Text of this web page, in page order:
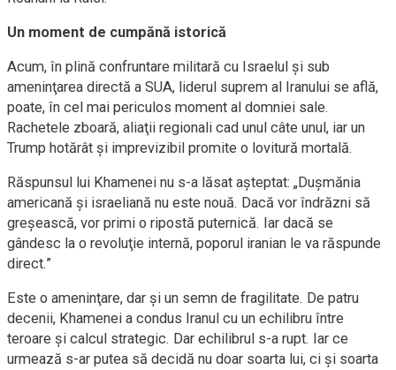
Un moment de cumpănă istorică
Acum, în plină confruntare militară cu Israelul şi sub
ameninţarea directă a SUA, liderul suprem al Iranului se află,
poate, în cel mai periculos moment al domniei sale.
Rachetele zboară, aliaţii regionali cad unul câte unul, iar un
Trump hotărât şi imprevizibil promite o lovitură mortală.
Răspunsul lui Khamenei nu s-a lăsat aşteptat: „Duşmănia
americană şi israeliană nu este nouă. Dacă vor îndrăzni să
greşească, vor primi o ripostă puternică. Iar dacă se
gândesc la o revoluţie internă, poporul iranian le va răspunde
direct.”
Este o ameninţare, dar şi un semn de fragilitate. De patru
decenii, Khamenei a condus Iranul cu un echilibru între
teroare şi calcul strategic. Dar echilibrul s-a rupt. Iar ce
urmează s-ar putea să decidă nu doar soarta lui, ci şi soarta